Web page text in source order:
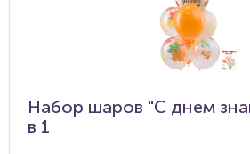
Набор шаров "С днем
в 1